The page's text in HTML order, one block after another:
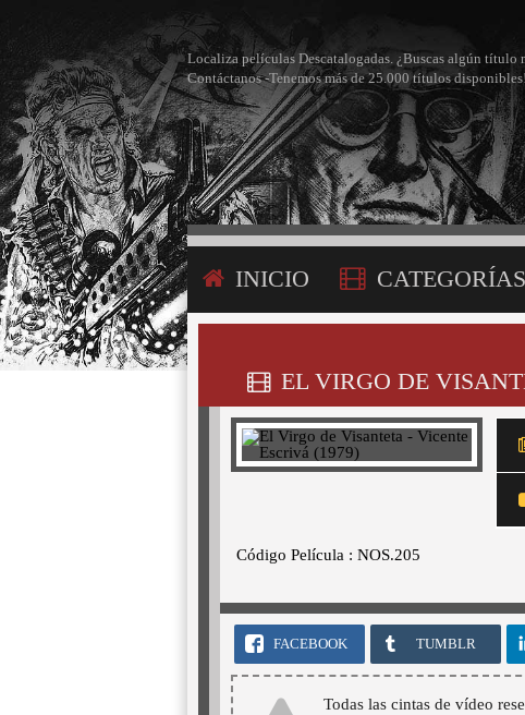
Localiza películas Descatalogadas. ¿Buscas algún título
Contáctanos -Tenemos más de 25.000 títulos disponibles!
INICIO CATEGORÍAS
EL VIRGO DE
Código Película : NOS.205
FACEBOOK TUMBLR
Todas las cintas de vídeo